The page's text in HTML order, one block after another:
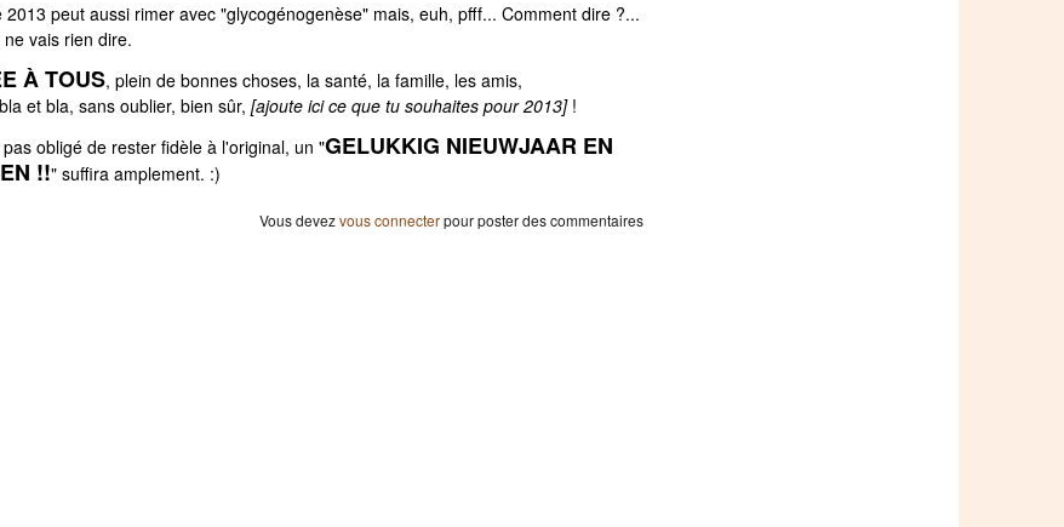
peut aussi rimer avec "glycogénogenèse" mais, euh, pfff... Comment dire ?...
vais rien dire.
À TOUS, plein de bonnes choses, la santé, la famille, les amis,
et bla, sans oublier, bien sûr,[ajoute ici ce que tu souhaites pour 2013]!
obligé de rester fidèle à l'original, un "GELUKKIG NIEUWJAAR EN
!!" suffira amplement. :)
Vous devezvous connecterpour poster des commentaires